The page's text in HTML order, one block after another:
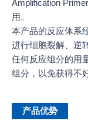
Amplification
用。
本产品的反应体系
进行细胞裂解、逆
任何反应组分的用
组分，以免获得不
产品优势